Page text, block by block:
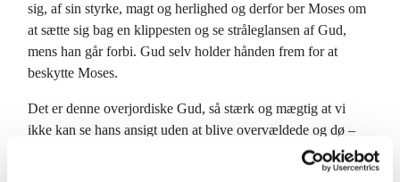
sig, af sin styrke, magt og herlighed og derfor ber Moses om
at sætte sig bag en klippesten og se stråleglansen af Gud,
mens han går forbi. Gud selv holder hånden frem for at
beskytte Moses.
Det er denne overjordiske Gud, så stærk og mægtig at vi
ikke kan se hans ansigt uden at blive overvældede og dø –
det er den Gud der vælger at træde ind i et menneskes
skikkelse og lade sig føde, at blive Jesus. Alene den tanke er